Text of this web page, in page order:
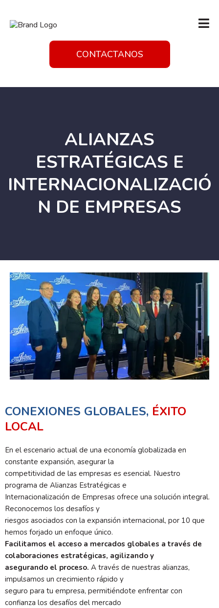
CONTACTANOS
ALIANZAS
ESTRATÉGICAS E
INTERNACIONALIZACIÓ
N DE EMPRESAS
CONEXIONES GLOBALES, ÉXITO
LOCAL
En el escenario actual de una economía globalizada en
constante expansión, asegurar la
competitividad de las empresas es esencial. Nuestro
programa de Alianzas Estratégicas e
Internacionalización de Empresas ofrece una solución integral.
Reconocemos los desafíos y
riesgos asociados con la expansión internacional, por 10 que
hemos forjado un enfoque único.
Facilitamos el acceso a mercados globales a través de
colaboraciones estratégicas, agilizando y
asegurando el proceso. A través de nuestras alianzas,
impulsamos un crecimiento rápido y
seguro para tu empresa, permitiéndote enfrentar con
confianza los desafíos del mercado